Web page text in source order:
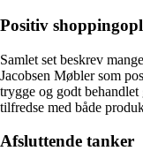
Positiv
Samlet set beskrev
Jacobsen Møbler som
trygge og godt behandlet
tilfredse med både
Afsluttende tanker